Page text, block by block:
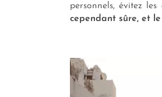
personnels, évitez
cependant sûre, et